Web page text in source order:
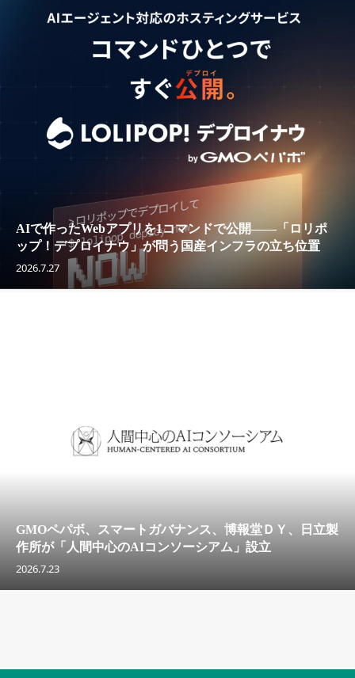
AIで作ったWebアプリを1コマンドで公開——「ロリポ
ップ！デプロイナウ」が問う国産インフラの立ち位置
2026.7.27
GMOペパボ、スマートガバナンス、博報堂ＤＹ、日立製
作所が「人間中心のAIコンソーシアム」設立
2026.7.23